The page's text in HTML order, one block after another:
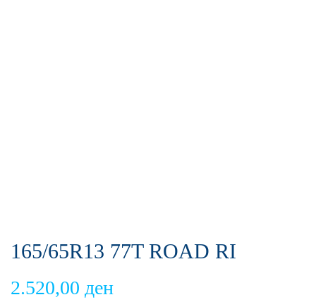
165/65R13 77T ROAD RI
2.520,00 ден